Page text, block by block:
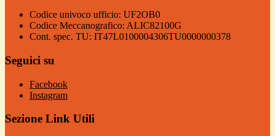
Codice univoco ufficio: UF2OB0
Codice Meccanografico: ALIC82100G
Cont. spec. TU: IT47L0100004306TU0000000378
Seguici su
Facebook
Instagram
Sezione Link Utili